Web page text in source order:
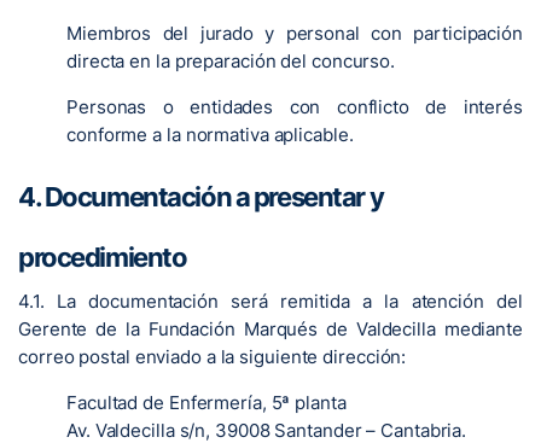
Miembros del jurado y personal con participación
directa en la preparación del concurso.
Personas o entidades con conflicto de interés
conforme a la normativa aplicable.
4. Documentación a presentar y
procedimiento
4.1. La documentación será remitida a la atención del
Gerente de la Fundación Marqués de Valdecilla mediante
correo postal enviado a la siguiente dirección:
Facultad de Enfermería, 5ª planta
Av. Valdecilla s/n, 39008 Santander – Cantabria.